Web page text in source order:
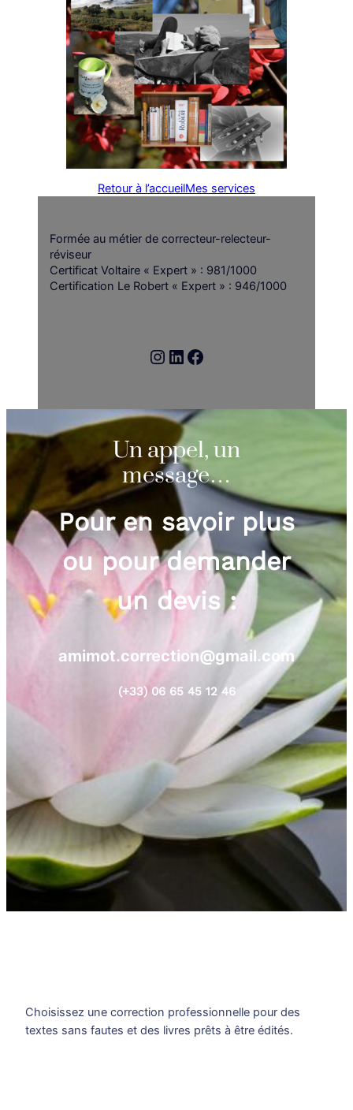
Retour à l’accueilMes services
Formée au métier de correcteur-relecteur-
réviseur
Certificat Voltaire « Expert » : 981/1000
Certification Le Robert « Expert » : 946/1000
Instagram
LinkedIn
Facebook
Un appel, un
message…
Pour en savoir plus
ou pour demander
un devis :
amimot.correction@gmail.com
(+33) 06 65 45 12 46
Choisissez une correction professionnelle pour des
textes sans fautes et des livres prêts à être édités.